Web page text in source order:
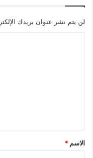
لن يتم نشر عنوان بريدك
الاسم *